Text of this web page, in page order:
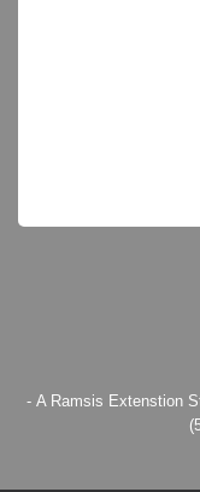
(54) A Ramsis Extenstion St.,Nasr City Opposite Olympic Group -